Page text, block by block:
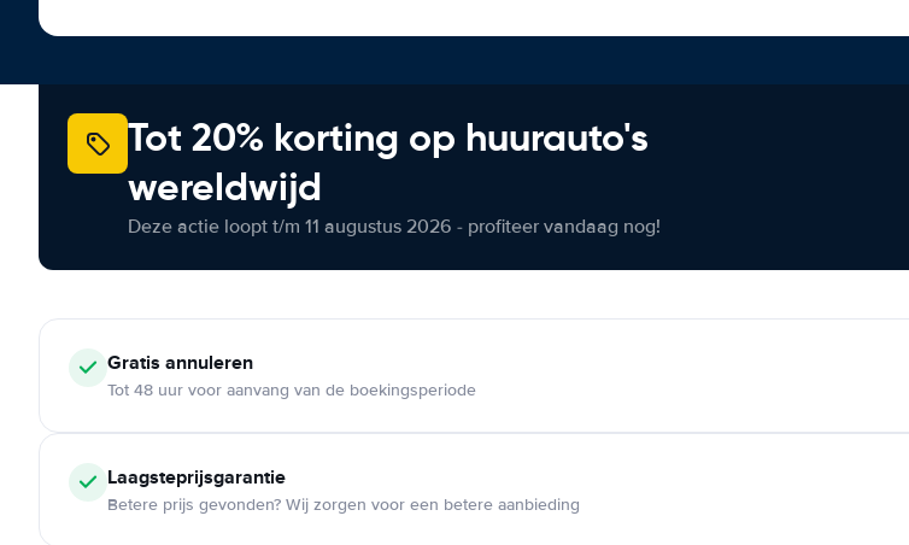
Tot 20% korting op huurauto's
wereldwijd
Deze actie loopt t/m 11 augustus 2026 - profiteer vandaag nog!
Gratis annuleren
Tot 48 uur voor aanvang van de boekingsperiode
Laagsteprijsgarantie
Betere prijs gevonden? Wij zorgen voor een betere aanbieding